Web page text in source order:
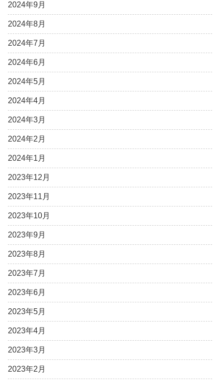
2024年9月
2024年8月
2024年7月
2024年6月
2024年5月
2024年4月
2024年3月
2024年2月
2024年1月
2023年12月
2023年11月
2023年10月
2023年9月
2023年8月
2023年7月
2023年6月
2023年5月
2023年4月
2023年3月
2023年2月